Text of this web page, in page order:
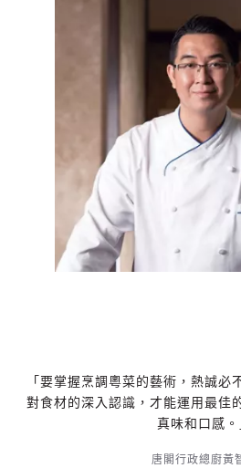
「要掌握烹調粵菜的藝術，熱誠必
對食材的深入認識，才能運用最佳
真味和口感。
唐閣行政總廚黃